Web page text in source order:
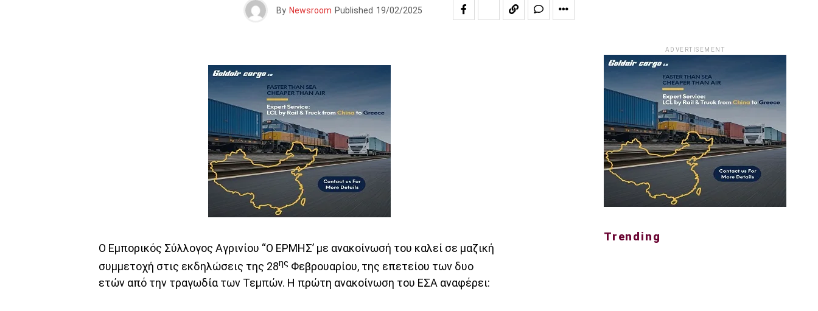
By Newsroom Published 19/02/2025
Ο Εμπορικός Σύλλογος Αγρινίου “Ο ΕΡΜΗΣ’ με ανακοίνωσή του καλεί σε μαζική
συμμετοχή στις εκδηλώσεις της 28ης Φεβρουαρίου, της επετείου των δυο
ετών από την τραγωδία των Τεμπών. Η πρώτη ανακοίνωση του ΕΣΑ αναφέρει:
ADVERTISEMENT
Trending